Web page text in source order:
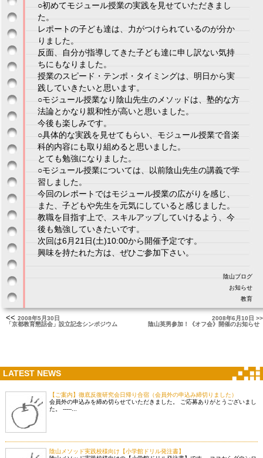
○初めてモジュール授業の実践を見せていただきまし
た。
レポートの子ども達は、力がつけられているのが分か
りました。
反面、自分が指導してきた子ども達に申し訳ない気持
ちにもなりました。
授業のスピード・テンポ・タイミングは、明日から実
践していきたいと思います。
○モジュール授業なり陰山先生のメソッドは、塾的な方
法論とかなり親和性が高いと思いました。
今後も楽しみです。
○具体的な実践を見せてもらい、モジュール授業で音楽
科的内容にも取り組めると思いました。
とても勉強になりました。
○モジュール授業については、以前陰山先生の講義で学
習しました。
今回のレポートではモジュール授業の広がりを感じ、
また、子どもや先生を元気にしていると感じました。
教職を目指す上で、スキルアップしていけるよう、今
後も勉強していきたいです。
次回は6月21日(土)10:00から開催予定です。
興味を持たれた方は、ぜひご参加下さい。
陰山ブログ
お知らせ
教育
<< 2008年5月30日
「京都教育懇話会」設立記念シンポジウム
2008年6月10日 >>
陰山英男参加！《オフ会》開催のお知らせ
LATEST NEWS
【ご案内】徹底反復研究会日帰り合宿（会員外の申込み締切りました）
会員外の申込みを締め切らせていただきました。 ご応募ありがとうございまし
た。 -----...
陰山メソッド実践校様向け【小学館ドリル発注書】